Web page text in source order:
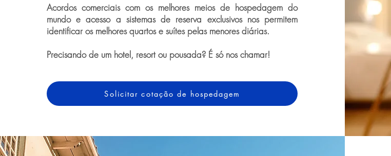
Acordos comerciais com os melhores meios de hospedagem do
mundo e acesso a sistemas de reserva exclusivos nos permitem
identificar os melhores quartos e suítes pelas menores diárias.
Precisando de um hotel, resort ou pousada? É só nos chamar!
Solicitar cotação de hospedagem